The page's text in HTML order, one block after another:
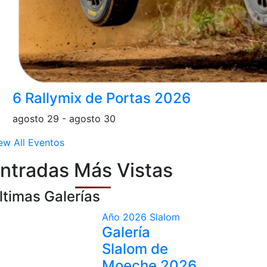
6 Rallymix de Portas 2026
agosto 29 - agosto 30
All Eventos
Más Vistas
Galerías
Año 2026 Slalom
Galería
Slalom de